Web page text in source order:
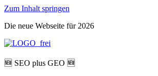
Zum Inhalt springen
Die neue Webseite für 2026
🆕 SEO plus GEO 🆕